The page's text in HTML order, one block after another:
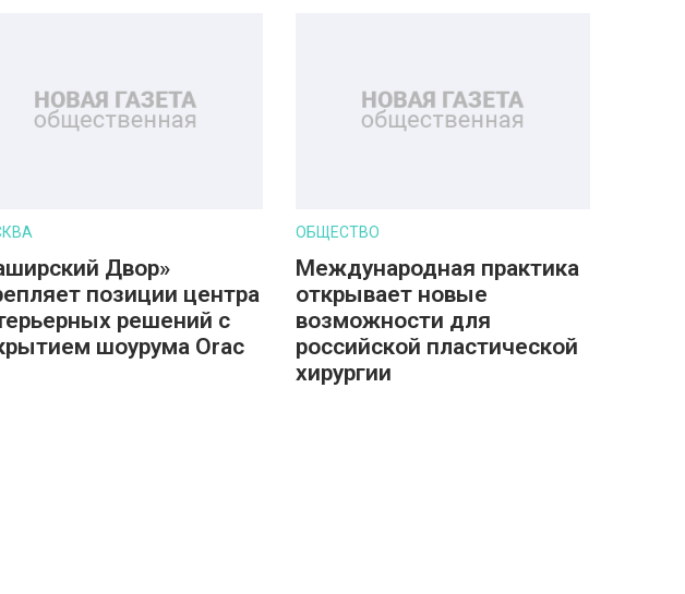
Двор»
позиции центра
решений с
шоурума Orac
ОБЩЕСТВО
Международная практика
открывает новые
возможности для
российской пластической
хирургии